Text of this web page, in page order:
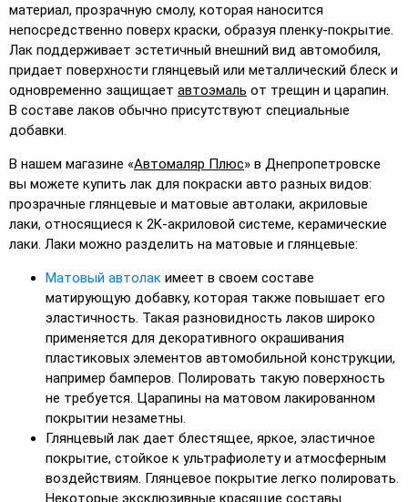
материал, прозрачную смолу, которая наносится
непосредственно поверх краски, образуя пленку-покрытие.
Лак поддерживает эстетичный внешний вид автомобиля,
придает поверхности глянцевый или металлический блеск и
одновременно защищает автоэмаль от трещин и царапин.
В составе лаков обычно присутствуют специальные
добавки.
В нашем магазине «Автомаляр Плюс» в Днепропетровске
вы можете купить лак для покраски авто разных видов:
прозрачные глянцевые и матовые автолаки, акриловые
лаки, относящиеся к 2K-акриловой системе, керамические
лаки. Лаки можно разделить на матовые и глянцевые:
Матовый автолак имеет в своем составе
матирующую добавку, которая также повышает его
эластичность. Такая разновидность лаков широко
применяется для декоративного окрашивания
пластиковых элементов автомобильной конструкции,
например бамперов. Полировать такую поверхность
не требуется. Царапины на матовом лакированном
покрытии незаметны.
Глянцевый лак дает блестящее, яркое, эластичное
покрытие, стойкое к ультрафиолету и атмосферным
воздействиям. Глянцевое покрытие легко полировать.
Некоторые эксклюзивные красящие составы